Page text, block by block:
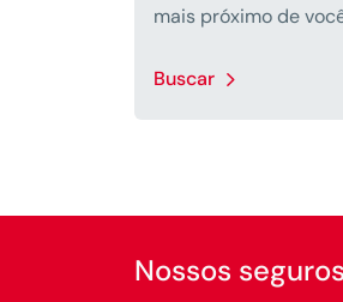
mais próximo de
Buscar
Nossos seguros